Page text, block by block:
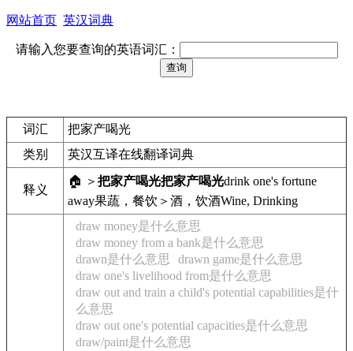
网站首页 英汉词典
请输入您要查询的英语词汇：
词汇
把家产喝光
类别
英汉互译在线翻译词典
释义
🏠 ＞ 把家产喝光把家产喝光drink one's fortune
away果蔬，餐饮＞酒，饮酒Wine, Drinking
draw money是什么意思
draw money from a bank是什么意思
drawn是什么意思
drawn game是什么意思
draw one's livelihood from是什么意思
draw out and train a child's potential capabilities是什
么意思
draw out one's potential capacities是什么意思
draw/paint是什么意思